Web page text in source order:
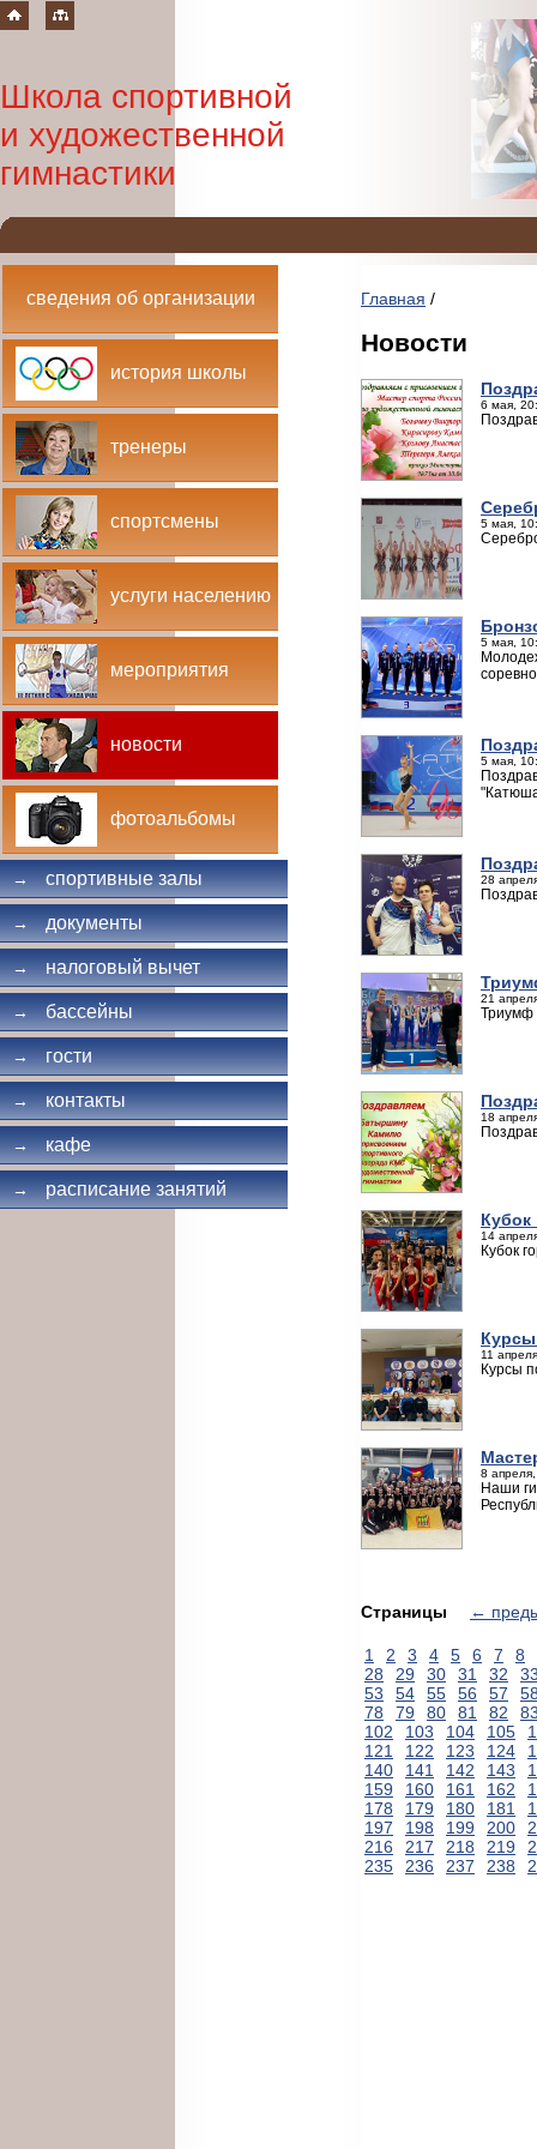
Школа спортивной
и художественной
гимнастики
сведения об организации
история школы
тренеры
спортсмены
услуги населению
мероприятия
новости
фотоальбомы
→ спортивные залы
→ документы
→ налоговый вычет
→ бассейны
→ гости
→ контакты
→ кафе
→ расписание занятий
Главная /
Новости
6 мая,
5 мая,
5 мая,
5 мая,
28
21
Триумф
18
Кубок
14
Кубок
11
Курсы
8
Наши
Страницы ←
1 2 3 4 5 6 7
8
28
29 30 31 32
53
54 55 56 57
78
79 80 81 82
102
103 104 105
121
122 123 124
140
141 142 143
159
160 161 162
178
179 180 181
197
198 199 200
216
217 218 219
235
236 237 238